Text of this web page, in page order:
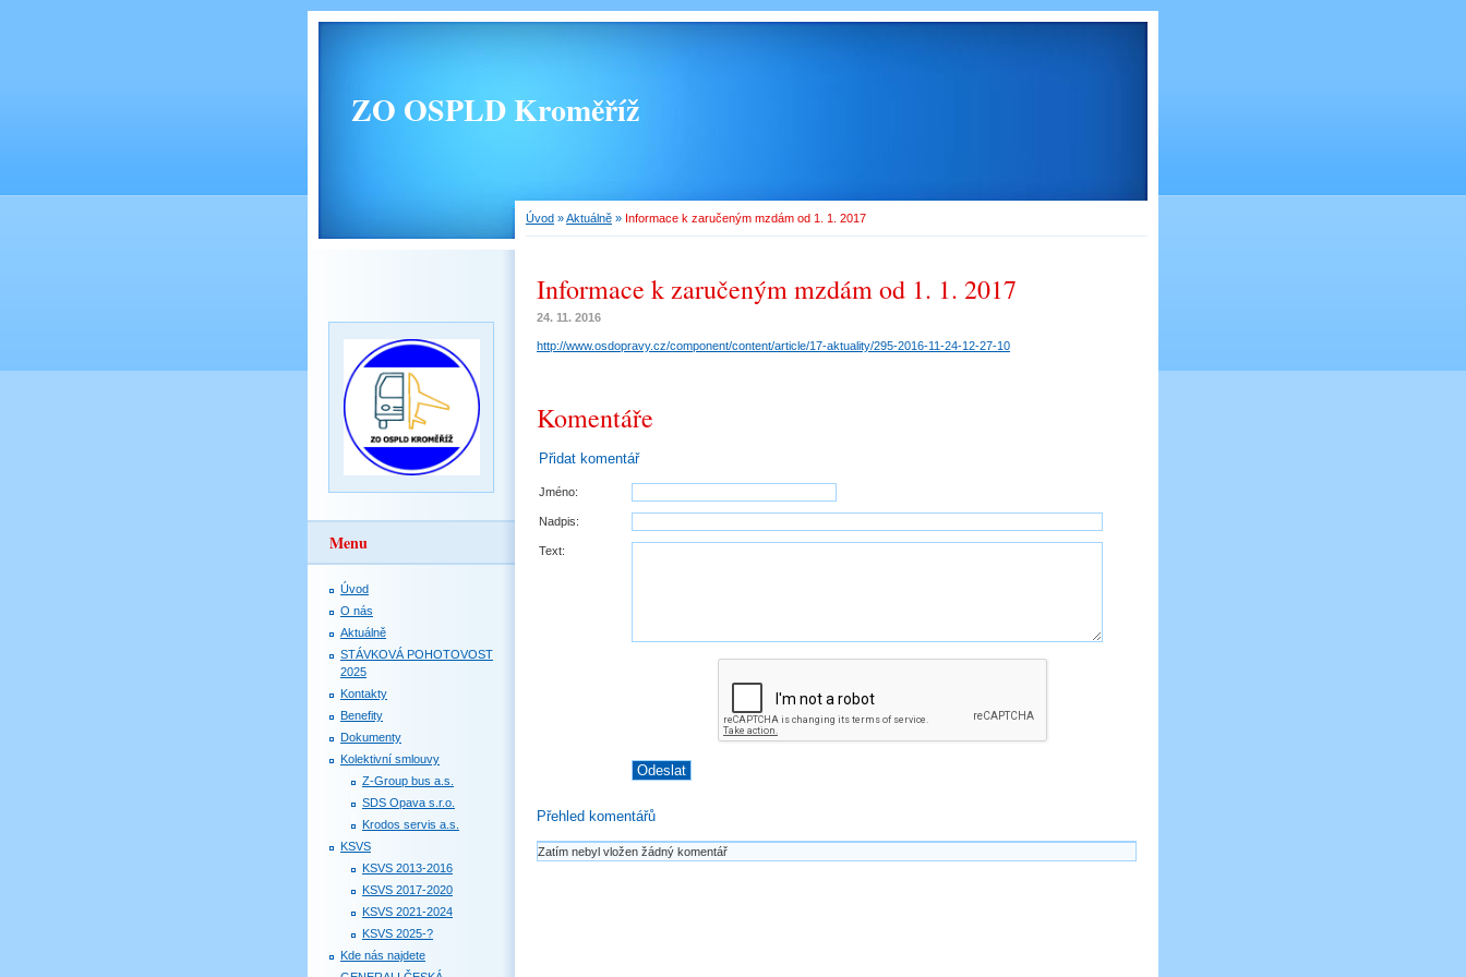
ZO OSPLD Kroměříž
Úvod »Aktuálně » Informace k zaručeným mzdám od 1. 1. 2017
Informace k zaručeným mzdám od 1. 1. 2017
24. 11. 2016
http://www.osdopravy.cz/component/content/article/17-aktuality/295-2016-11-24-12-27-10
Komentáře
Přidat komentář
Jméno:
Nadpis:
Text:
Přehled komentářů
Zatím nebyl vložen žádný komentář
Menu
Úvod
O nás
Aktuálně
STÁVKOVÁ POHOTOVOST
2025
Kontakty
Benefity
Dokumenty
Kolektivní smlouvy
Z-Group bus a.s.
SDS Opava s.r.o.
Krodos servis a.s.
KSVS
KSVS 2013-2016
KSVS 2017-2020
KSVS 2021-2024
KSVS 2025-?
Kde nás najdete